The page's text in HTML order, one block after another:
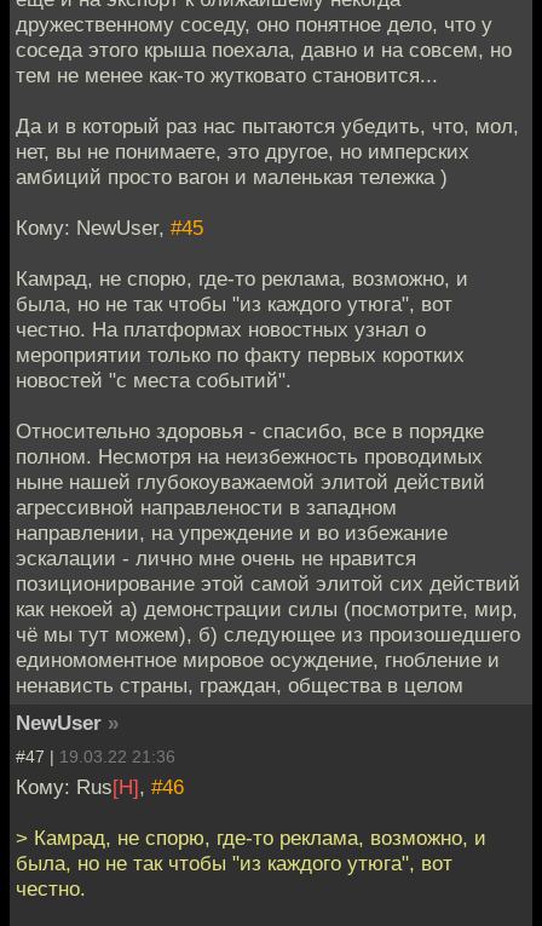
дружественному соседу, оно понятное дело, что у
соседа этого крыша поехала, давно и на совсем, но
тем не менее как-то жутковато становится...
Да и в который раз нас пытаются убедить, что, мол,
нет, вы не понимаете, это другое, но имперских
амбиций просто вагон и маленькая тележка )
Кому: NewUser, #45
Камрад, не спорю, где-то реклама, возможно, и
была, но не так чтобы "из каждого утюга", вот
честно. На платформах новостных узнал о
мероприятии только по факту первых коротких
новостей "с места событий".
Относительно здоровья - спасибо, все в порядке
полном. Несмотря на неизбежность проводимых
ныне нашей глубокоуважаемой элитой действий
агрессивной направлености в западном
направлении, на упреждение и во избежание
эскалации - лично мне очень не нравится
позиционирование этой самой элитой сих действий
как некоей а) демонстрации силы (посмотрите, мир,
чё мы тут можем), б) следующее из произошедшего
единомоментное мировое осуждение, гнобление и
ненависть страны, граждан, общества в целом
NewUser »
#47 | 19.03.22 21:36
Кому: Rus[H], #46
> Камрад, не спорю, где-то реклама, возможно, и
была, но не так чтобы "из каждого утюга", вот
честно.